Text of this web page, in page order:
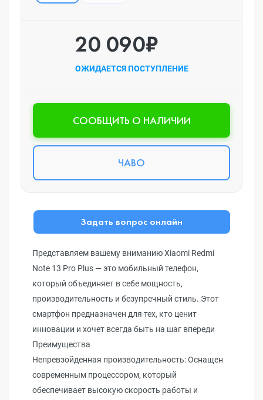
20 090₽
ОЖИДАЕТСЯ ПОСТУПЛЕНИЕ
CООБЩИТЬ О НАЛИЧИИ
ЧАВО
Задать вопрос онлайн
Представляем вашему вниманию Xiaomi Redmi
Note 13 Pro Plus — это мобильный телефон,
который объединяет в себе мощность,
производительность и безупречный стиль. Этот
смартфон предназначен для тех, кто ценит
инновации и хочет всегда быть на шаг впереди
Преимущества
Непревзойденная производительность: Оснащен
современным процессором, который
обеспечивает высокую скорость работы и